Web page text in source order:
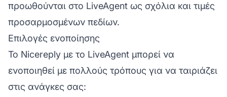
προωθούνται στο LiveAgent ως σχόλια και τιμές
προσαρμοσμένων πεδίων.
Επιλογές ενοποίησης
Το Nicereply με το LiveAgent μπορεί να
ενοποιηθεί με πολλούς τρόπους για να ταιριάζει
στις ανάγκες σας: